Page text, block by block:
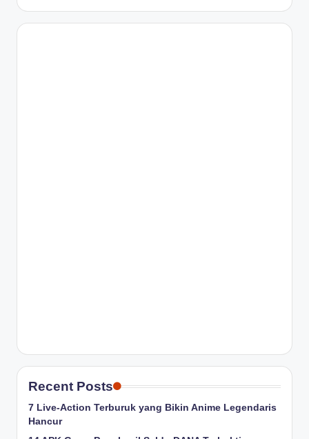
Recent Posts
7 Live-Action Terburuk yang Bikin Anime Legendaris
Hancur